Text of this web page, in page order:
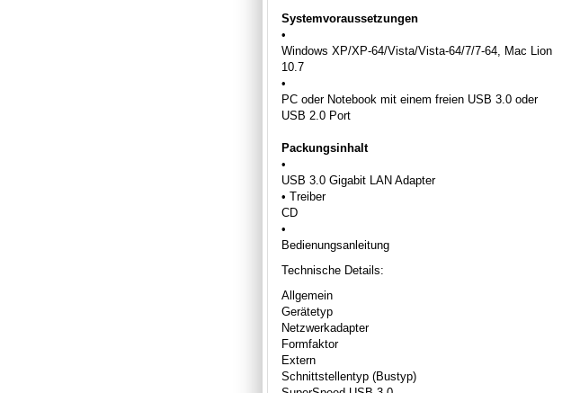
Systemvoraussetzungen
•
Windows XP/XP-64/Vista/Vista-64/7/7-64, Mac Lion
10.7
•
PC oder Notebook mit einem freien USB 3.0 oder
USB 2.0 Port
Packungsinhalt
•
USB 3.0 Gigabit LAN Adapter
• Treiber
CD
•
Bedienungsanleitung
Technische Details:
Allgemein
Gerätetyp
Netzwerkadapter
Formfaktor
Extern
Schnittstellentyp (Bustyp)